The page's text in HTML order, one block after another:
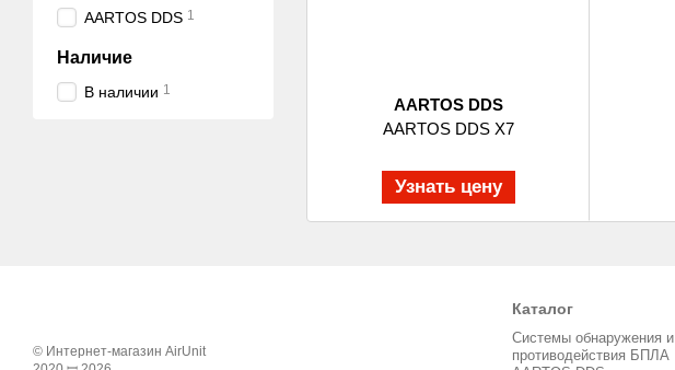
AARTOS DDS
AARTOS DDS X7
Узнать цену
AARTOS DDS 1
Наличие
В наличии 1
© Интернет-магазин AirUnit
Каталог
Системы обнаружения и
противодействия БПЛА